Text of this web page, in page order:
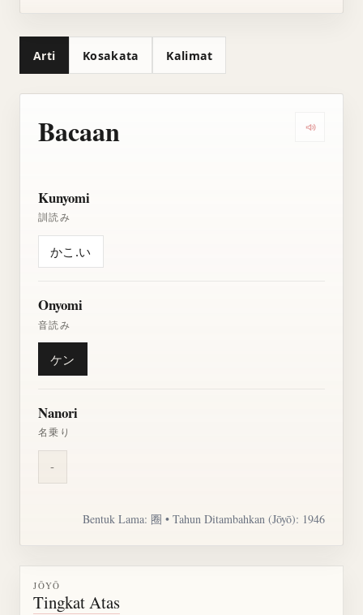
Arti Kosakata Kalimat
Bacaan
Kunyomi
訓読み
かこ.い
Onyomi
音読み
ケン
Nanori
名乗り
-
Bentuk Lama: 圈 • Tahun Ditambahkan (Jōyō): 1946
JŌYŌ
Tingkat Atas